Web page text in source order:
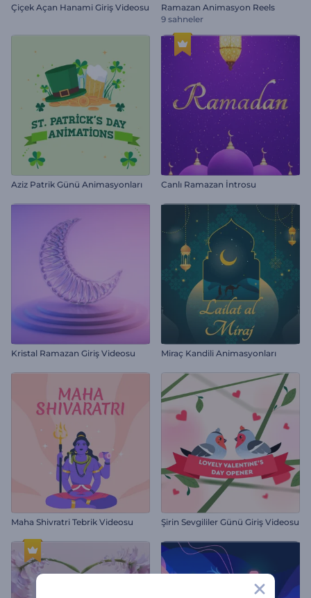
Çiçek Açan Hanami Giriş Videosu
Ramazan Animasyon Reels
9 sahneler
Aziz Patrik Günü Animasyonları Canlı Ramazan İntrosu
Kristal Ramazan Giriş Videosu Miraç Kandili Animasyonları
Maha Shivratri Tebrik Videosu Şirin Sevgililer Günü Giriş Videosu